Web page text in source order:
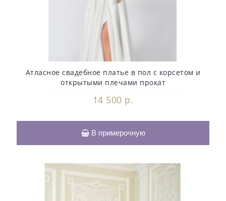
Атласное свадебное платье в пол с корсетом и
открытыми плечами прокат
14 500 р.
В примерочную